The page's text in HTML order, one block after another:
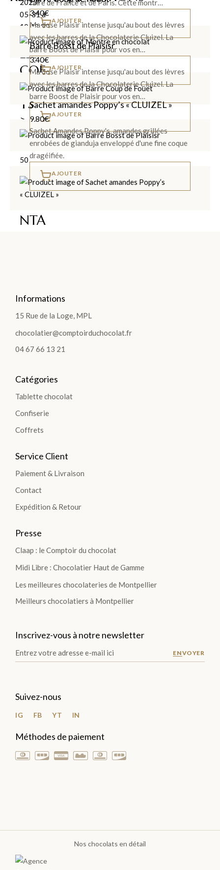
LES
COF
FRE
TS
>
LES
NTA
TABLETTES
Tablettes
Noir
Blanc
Les
Gourmandes
Plantations
TABLETTES
DÉCOUVRIR
LA
PLA
NTA
TIO
NS
à
faire de France et de Paris. Cette montr…
AJOUTER
3.40€
Ma dose Plaisir intense jusqu'au bout des lèvres
avec les barres de la Chocolaterie Cluizel. La
barre Boost de Plaisir pour vos en…
AJOUTER
Barre Bosst de Plaisisr
3.40€
Ma dose Plaisir intense jusqu'au bout des lèvres
avec les barres de la Chocolaterie Cluizel. La
barre Boost de Plaisir pour vos en…
AJOUTER
Sachet amandes Poppy’s « CLUIZEL »
9.80€
Sachet Amandes Poppy's, amandes grillées
enrobées de gianduja enveloppé d'une fine coque
dragéifiée.
AJOUTER
Informations
15 Rue de la Loge, MPL
chocolatier@comptoirduchocolat.fr
04 67 66 13 21
Catégories
Tablette chocolat
Confiserie
Coffrets
Service Client
Paiement & Livraison
Contact
Expédition & Retour
Presse
Claap : le Comptoir du chocolat
Midi Libre : Chocolatier Haut de Gamme
Les meilleures chocolateries de Montpellier
Meilleurs chocolatiers à Montpellier
Inscrivez-vous à notre newsletter
ENVOYER
Suivez-nous
IG FB YT IN
Méthodes de paiement
Nos chocolats en détail